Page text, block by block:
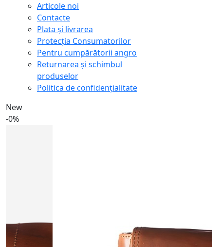
Articole noi
Contacte
Plata și livrarea
Protecţia Consumatorilor
Pentru cumpărătorii angro
Returnarea și schimbul
produselor
Politica de confidențialitate
New
-0%